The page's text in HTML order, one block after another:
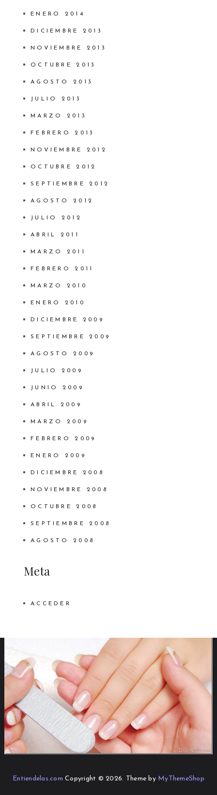
ENERO 2014
DICIEMBRE 2013
NOVIEMBRE 2013
OCTUBRE 2013
AGOSTO 2013
JULIO 2013
MARZO 2013
FEBRERO 2013
NOVIEMBRE 2012
OCTUBRE 2012
SEPTIEMBRE 2012
AGOSTO 2012
JULIO 2012
ABRIL 2011
MARZO 2011
FEBRERO 2011
MARZO 2010
ENERO 2010
DICIEMBRE 2009
SEPTIEMBRE 2009
AGOSTO 2009
JULIO 2009
JUNIO 2009
ABRIL 2009
MARZO 2009
FEBRERO 2009
ENERO 2009
DICIEMBRE 2008
NOVIEMBRE 2008
OCTUBRE 2008
SEPTIEMBRE 2008
AGOSTO 2008
Meta
ACCEDER
Entiendelas.com Copyright © 2026. Theme by MyThemeShop